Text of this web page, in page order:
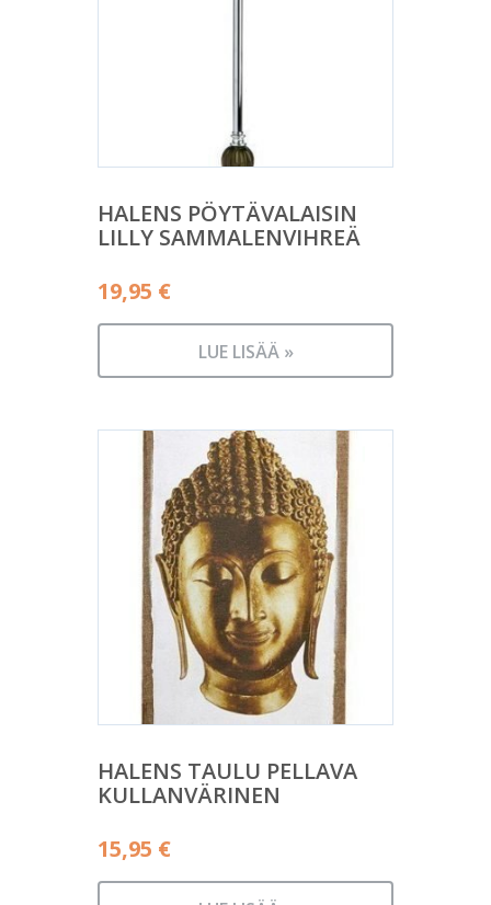
HALENS PÖYTÄVALAISIN
LILLY SAMMALENVIHREÄ
19,95 €
LUE LISÄÄ »
HALENS TAULU PELLAVA
KULLANVÄRINEN
15,95 €